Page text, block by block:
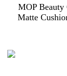
MOP Beauty
Matte